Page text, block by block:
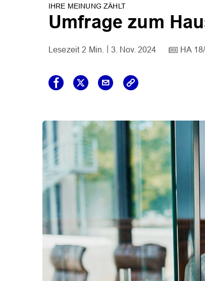
IHRE MEINUNG ZÄHLT
Umfrage zum
2 Min. 3. Nov. 2024 HA